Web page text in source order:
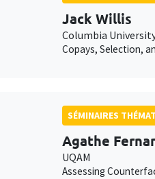
Jack Willis
Columbia
Copays, Selection,
SÉMINAIRES
Agathe
UQAM
Assessing